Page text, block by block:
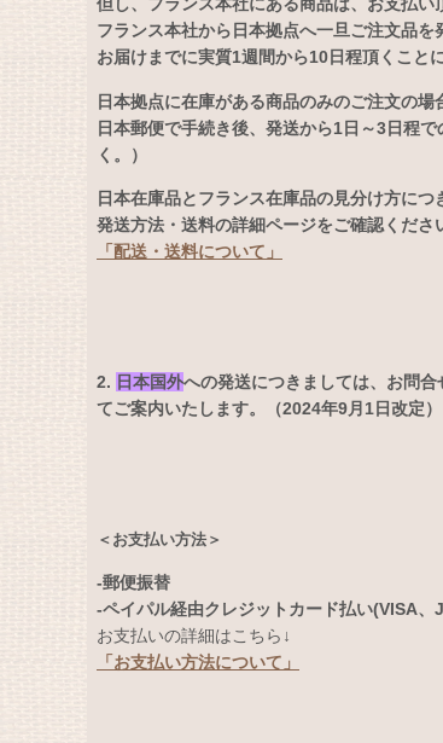
但し、フランス本社にある商品は、お支払い
フランス本社から日本拠点へ一旦ご注文品を
お届けまでに実質1週間から10日程頂くこと
日本拠点に在庫がある商品のみのご注文の場
日本郵便で手続き後、発送から1日～3日程
く。）
日本在庫品とフランス在庫品の見分け方につ
発送方法・送料の詳細ページをご確認くださ
「配送・送料について」
2. 日本国外への発送につきましては、お問
てご案内いたします。（2024年9月1日改定）
＜お支払い方法＞
-郵便振替
-ペイパル経由クレジットカード払い(VISA
お支払いの詳細はこちら↓
「お支払い方法について」